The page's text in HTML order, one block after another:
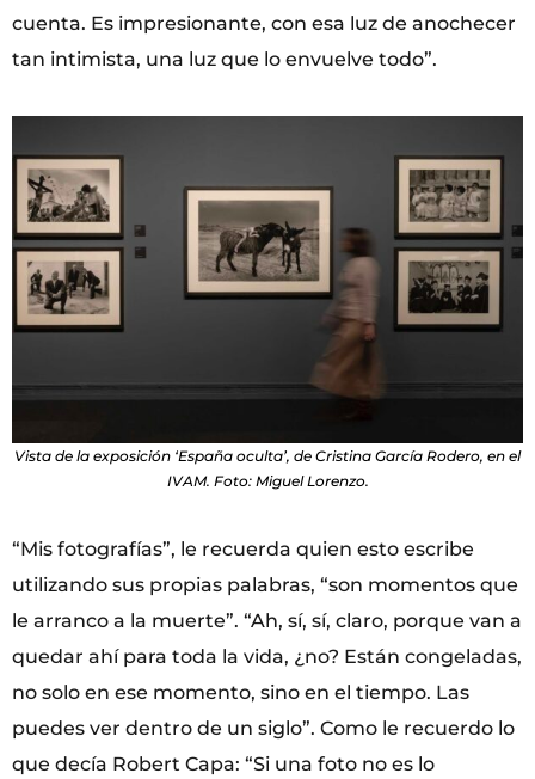
cuenta. Es impresionante, con esa luz de anochecer
tan intimista, una luz que lo envuelve todo”.
Vista de la exposición ‘España oculta’, de Cristina García Rodero, en el
IVAM. Foto: Miguel Lorenzo.
“Mis fotografías”, le recuerda quien esto escribe
utilizando sus propias palabras, “son momentos que
le arranco a la muerte”. “Ah, sí, sí, claro, porque van a
quedar ahí para toda la vida, ¿no? Están congeladas,
no solo en ese momento, sino en el tiempo. Las
puedes ver dentro de un siglo”. Como le recuerdo lo
que decía Robert Capa: “Si una foto no es lo